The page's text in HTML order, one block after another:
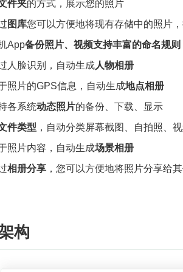
件夹的方式，展示您的照片
图库您可以方便地将现有存储中的照片
App备份照片、视频支持丰富的命名规则
人脸识别，自动生成人物相册
照片的GPS信息，自动生成地点相册
各系统动态照片的备份、下载、显示
件类型 ，自动分类屏幕截图、自拍照、
照片内容，自动生成场景相册
相册分享 ，您可以方便地将照片分享给
构